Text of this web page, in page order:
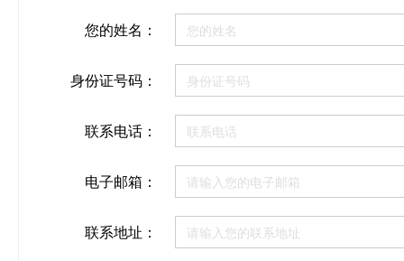
您的姓名：
身份证号码：
联系电话：
电子邮箱：
联系地址：